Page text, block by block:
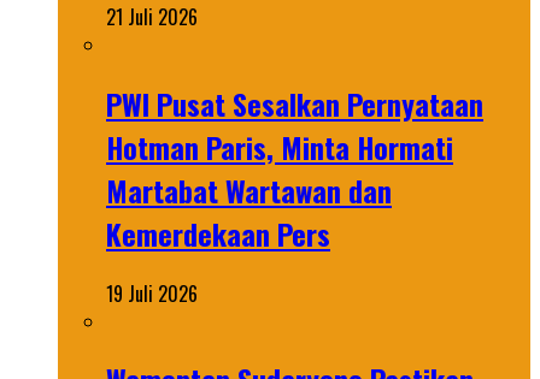
21 Juli 2026
PWI Pusat Sesalkan Pernyataan
Hotman Paris, Minta Hormati
Martabat Wartawan dan
Kemerdekaan Pers
19 Juli 2026